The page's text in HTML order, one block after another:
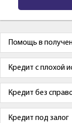
Помощь в
Кредит с плохой
Кредит без
Кредит под залог